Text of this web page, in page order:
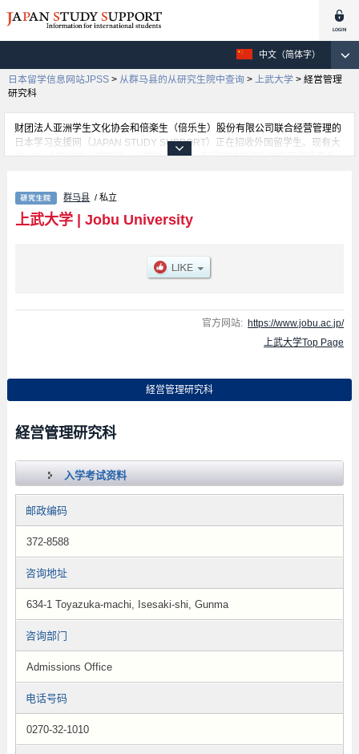
中文（简体字）
日本留学信息网站JPSS > 从群马县的从研究生院中查询 > 上武大学 > 経営管理
研究科
财团法人亚洲学生文化协会和倍楽生（倍乐生）股份有限公司联合经营管理的
日本学习支援网（JAPAN STUDY SUPPORT）正在招收外国留学生。现有大
约1300个学校的大学学部、大学院、短大、专门学校的招生信息正登载于此
信息。招收名额、合格人数等考试信息，以及设施介绍、联系方式等外国留学
生必要的信息都登载于此，请务必查阅和利用此网。
群马县 / 私立
上武大学| Jobu University
官方网站: https://www.jobu.ac.jp/
上武大学Top Page
経営管理研究科
経営管理研究科
入学考试资料
邮政编码
372-8588
咨询地址
634-1 Toyazuka-machi, Isesaki-shi, Gunma
咨询部门
Admissions Office
电话号码
0270-32-1010